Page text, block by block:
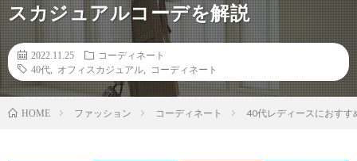
スカジュアルコーデを解説
2022.11.25
コーディネート
40代
オフィスカジュアル コーディネート
HOME ファッション コーディネート 40代レディースにおすす